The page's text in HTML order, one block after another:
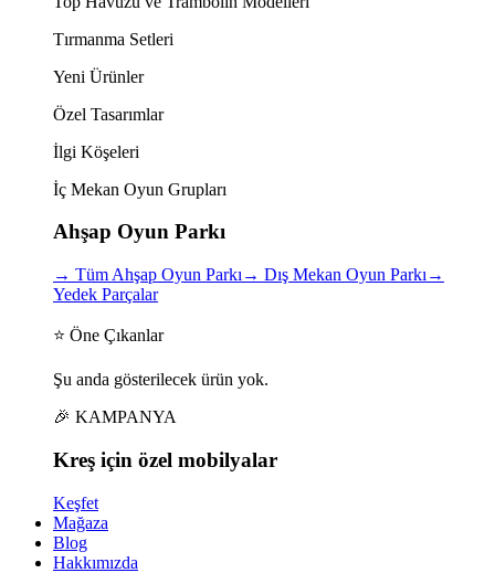
Tırmanma Setleri
Yeni Ürünler
Özel Tasarımlar
İlgi Köşeleri
İç Mekan Oyun Grupları
Ahşap Oyun Parkı
→ Tüm Ahşap Oyun Parkı → Dış Mekan Oyun Parkı →
Yedek Parçalar
⭐ Öne Çıkanlar
Şu anda gösterilecek ürün yok.
🎉 KAMPANYA
Kreş için özel mobilyalar
Keşfet
Mağaza
Blog
Hakkımızda